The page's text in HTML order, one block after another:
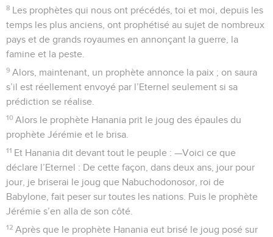
8 Les prophètes qui nous ont précédés, toi et moi, depuis les
temps les plus anciens, ont prophétisé au sujet de nombreux
pays et de grands royaumes en annonçant la guerre, la
famine et la peste.
9 Alors, maintenant, un prophète annonce la paix ; on saura
s’il est réellement envoyé par l’Eternel seulement si sa
prédiction se réalise.
10 Alors le prophète Hanania prit le joug des épaules du
prophète Jérémie et le brisa.
11 Et Hanania dit devant tout le peuple : —Voici ce que
déclare l’Eternel : De cette façon, dans deux ans, jour pour
jour, je briserai le joug que Nabuchodonosor, roi de
Babylone, fait peser sur toutes les nations. Puis le prophète
Jérémie s’en alla de son côté.
12 Après que le prophète Hanania eut brisé le joug posé sur